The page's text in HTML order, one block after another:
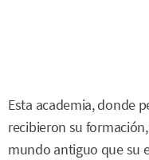
Esta academia, donde
recibieron su
mundo antiguo que su